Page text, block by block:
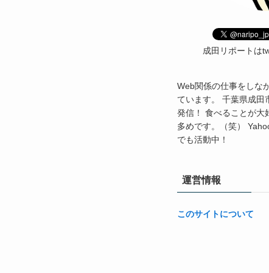
成田リポートは
Web関係の仕事をしな
ています。 千葉県成田
発信！ 食べることが大
多めです。（笑）
でも活動中！
運営情報
このサイトについて